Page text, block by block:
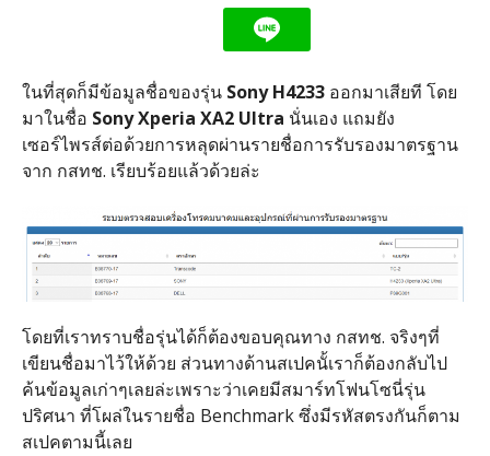
ในที่สุดก็มีข้อมูลชื่อของรุ่นSony H4233ออกมาเสียที โดย
มาในชื่อ Sony Xperia XA2 Ultra นั่นเอง แถมยัง
เซอร์ไพรส์ต่อด้วยการหลุดผ่านรายชื่อการรับรองมาตรฐาน
จาก กสทช. เรียบร้อยแล้วด้วยล่ะ
โดยที่เราทราบชื่อรุ่นได้ก็ต้องขอบคุณทาง กสทช. จริงๆที่
เขียนชื่อมาไว้ให้ด้วย ส่วนทางด้านสเปคนั้เราก็ต้องกลับไป
ค้นข้อมูลเก่าๆเลยล่ะเพราะว่าเคยมีสมาร์ทโฟนโซนี่รุ่น
ปริศนา ที่โผล่ในรายชื่อ Benchmark ซึ่งมีรหัสตรงกันก็ตาม
สเปคตามนี้เลย